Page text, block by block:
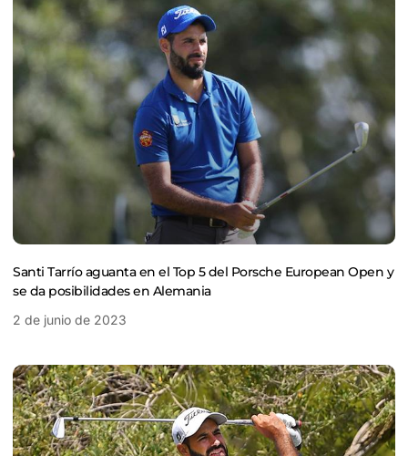
Santi Tarrío aguanta en el Top 5 del Porsche European Open y
se da posibilidades en Alemania
2 de junio de 2023